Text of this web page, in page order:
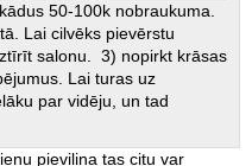
50-100k nobraukuma.
Lai cilvēks pievērstu
salonu. 3) nopirkt krāsas
Lai turas uz
par vidēju, un tad
pievilina tas citu var